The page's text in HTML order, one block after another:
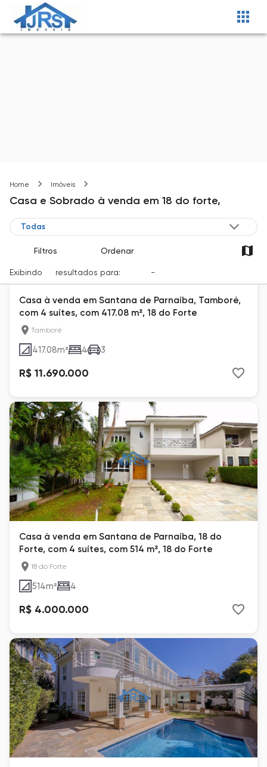
Home Imóveis
Casa e Sobrado à venda em 18 do forte,
Filtros Ordenar
Exibindo resultados para: -
Casa à venda em Santana de Parnaíba, Tamboré,
com 4 suítes, com 417.08 m², 18 do Forte
Tamboré
417.08m² 4 3
R$ 11.690.000
Casa à venda em Santana de Parnaíba, 18 do
Forte, com 4 suítes, com 514 m², 18 do Forte
18 do Forte
514m² 4
R$ 4.000.000